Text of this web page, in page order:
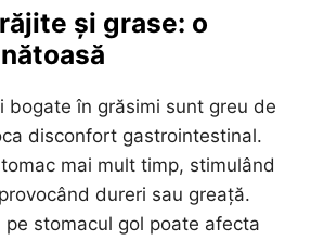
și grase: o
bogate în grăsimi sunt greu de
disconfort gastrointestinal.
mai mult timp, stimulând
dureri sau greață.
pe stomacul gol poate afecta